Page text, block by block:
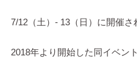
7/12（土）- 13（日）に開催
2018年より開始した同イベン